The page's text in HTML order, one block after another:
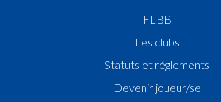
FLBB
Les clubs
Statuts et réglements
Devenir joueur/se